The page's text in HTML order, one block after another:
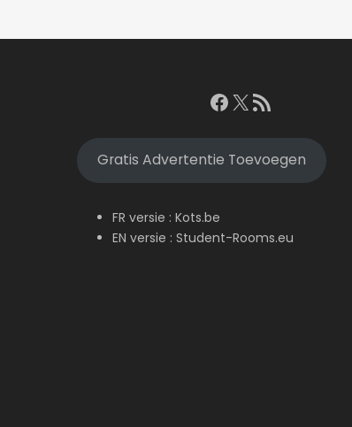
Facebook
X RSS feed
Gratis Advertentie Toevoegen
FR versie : Kots.be
EN versie : Student-Rooms.eu